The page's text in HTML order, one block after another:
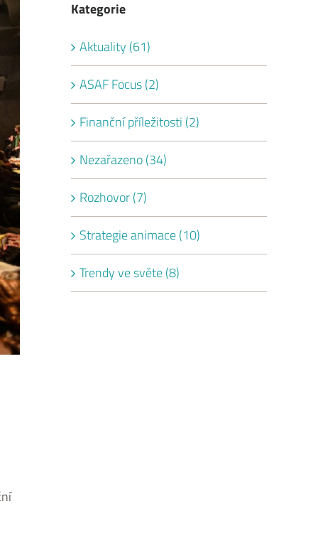
Kategorie
Aktuality (61)
ASAF Focus (2)
Finanční příležitosti (2)
Nezařazeno (34)
Rozhovor (7)
Strategie animace (10)
Trendy ve světe (8)